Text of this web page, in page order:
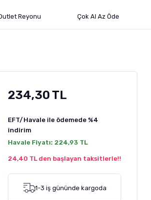
Reyonu Çok Al Az Öde
234,30 TL
EFT/Havale ile ödemede %4
indirim
Havale Fiyatı: 224,93 TL
24,40 TL den başlayan taksitlerle!!
1-3 iş gününde kargoda